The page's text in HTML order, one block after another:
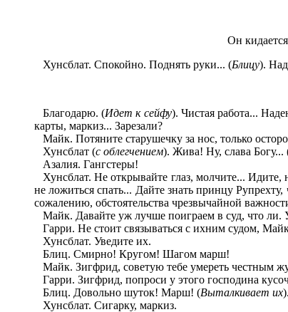
Он
Хунсблат. Спокойно. Поднять руки... (Блицу).
Благодарю. (Идет к сейфу). Чистая работа...
карты, маркиз... Зарезали?
Майк. Потяните старушечку за нос, только
Хунсблат (с облегчением). Жива! Ну, слава Богу...
Азалия. Гангстеры!
Хунсблат. Не открывайте глаз, молчите... Идите,
не ложиться спать... Дайте знать принцу
сожалению, обстоятельства чрезвычайной
Майк. Давайте уж лучше поиграем в суд, что ли.
Гарри. Не стоит связываться с ихним судом,
Хунсблат. Уведите их.
Блиц. Смирно! Кругом! Шагом марш!
Майк. Зигфрид, советую тебе умереть честным
Гарри. Зигфрид, попроси у этого господина
Блиц. Довольно шуток! Марш! (Выталкивает их).
Хунсблат. Сигарку, маркиз.